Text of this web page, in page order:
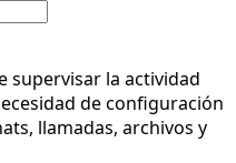
supervisar la actividad
de configuración
llamadas, archivos y